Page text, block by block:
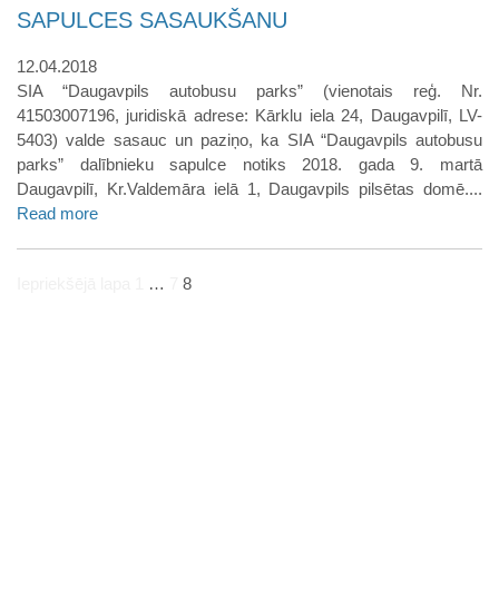
SAPULCES SASAUKŠANU
12.04.2018
SIA “Daugavpils autobusu parks” (vienotais reģ. Nr.
41503007196, juridiskā adrese: Kārklu iela 24, Daugavpilī, LV-
5403) valde sasauc un paziņo, ka SIA “Daugavpils autobusu
parks” dalībnieku sapulce notiks 2018. gada 9. martā
Daugavpilī, Kr.Valdemāra ielā 1, Daugavpils pilsētas domē....
Read more
… 8